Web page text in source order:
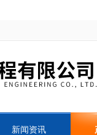
新闻资讯